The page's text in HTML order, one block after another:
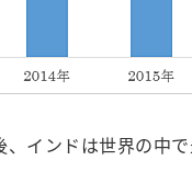
インドは世界の中